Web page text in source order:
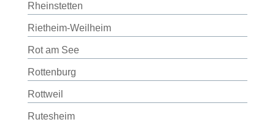
Rheinstetten
Rietheim-Weilheim
Rot am See
Rottenburg
Rottweil
Rutesheim